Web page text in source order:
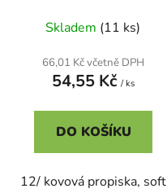
Skladem (11 ks)
66,01 Kč včetně DPH
54,55 Kč / ks
DO KOŠÍKU
12/ kovová propiska, soft